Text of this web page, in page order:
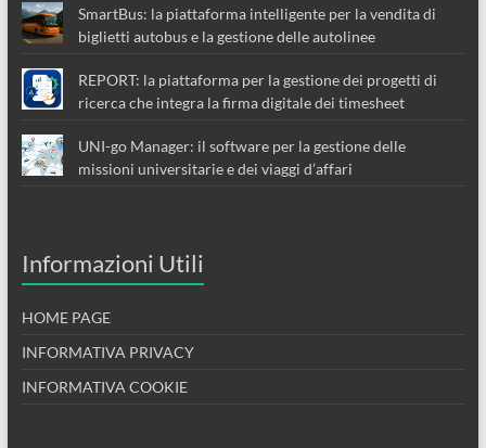
SmartBus: la piattaforma intelligente per la vendita di
biglietti autobus e la gestione delle autolinee
REPORT: la piattaforma per la gestione dei progetti di
ricerca che integra la firma digitale dei timesheet
UNI-go Manager: il software per la gestione delle
missioni universitarie e dei viaggi d’affari
Informazioni Utili
HOME PAGE
INFORMATIVA PRIVACY
INFORMATIVA COOKIE